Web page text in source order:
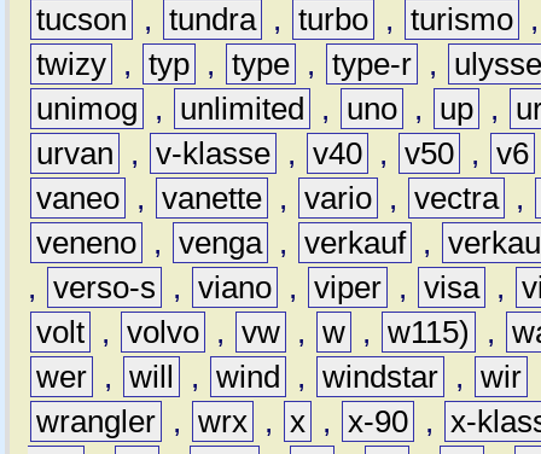
tucson
, tundra , turbo , turismo
twizy , typ , type , type-r ,
unimog
, unlimited , uno , up ,
urvan
, v-klasse , v40 , v50 , v6
vaneo , vanette , vario , vectra ,
veneno , venga , verkauf ,
, verso-s , viano , viper , visa ,
volt , volvo , vw , w , w115) ,
wer , will , wind , windstar , wir
wrangler , wrx , x , x-90 , x-